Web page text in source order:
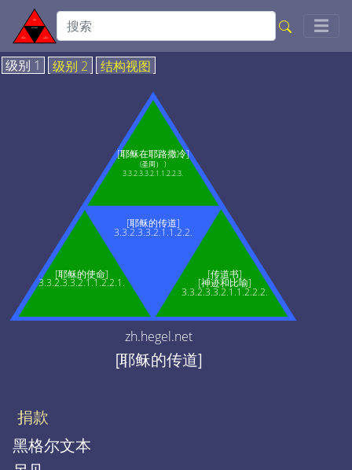
☰
级别 1 级别 2 结构视图
[耶稣的传道]
3.3.2.3.3.2.1.1.2.2.
[耶稣的使命]
3.3.2.3.3.2.1.1.2.2.1.
[传道书]
[神迹和比喻]
3.3.2.3.3.2.1.1.2.2.2.
[耶稣在耶路撒冷]
(圣周） )
3.3.2.3.3.2.1.1.2.2.3.
zh.hegel.net
[耶稣的传道]
捐款
黑格尔文本